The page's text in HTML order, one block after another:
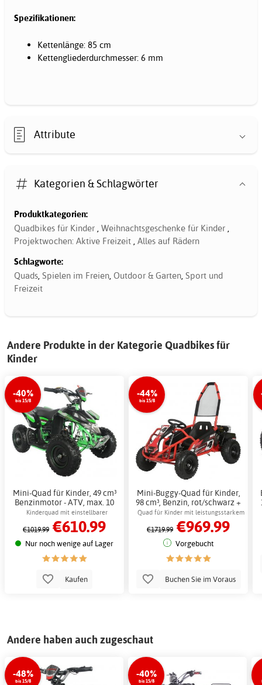
Spezifikationen:
Kettenlänge: 85 cm
Kettengliederdurchmesser: 6 mm
Attribute
Kategorien & Schlagwörter
Produktkategorien:
Quadbikes für Kinder , Weihnachtsgeschenke für Kinder ,
Projektwochen: Aktive Freizeit , Alles auf Rädern
Schlagworte:
Quads, Spielen im Freien, Outdoor & Garten, Sport und
Freizeit
Andere Produkte in der Kategorie Quadbikes für
Kinder
-40%
bis 15/8
Mini-Quad für Kinder, 49 cm³
Benzinmotor - ATV, max. 10
Jahre, 40 km/h + Schlosskette
Kinderquad mit einstellbarer
Höchstgeschwindigkeit
€1019.99 €610.99
Nur noch wenige auf Lager
Kaufen
-44%
bis 15/8
Mini-Buggy-Quad für Kinder,
98 cm³, Benzin, rot/schwarz +
Schlosskette
Quad für Kinder mit leistungsstarkem
98-cm³-Motor
€1719.99 €969.99
Vorgebucht
Buchen Sie im Voraus
Andere haben auch zugeschaut
-48%
bis 15/8
-40%
bis 15/8